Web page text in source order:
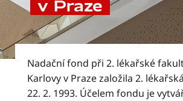
v Praze
Nadační fond při 2. lékařské
Karlovy v Praze založila 2.
22. 2. 1993. Účelem fondu je